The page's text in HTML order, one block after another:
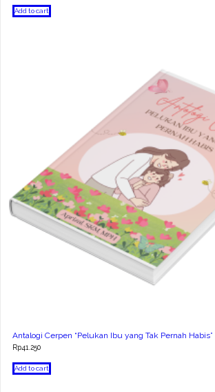
Add to cart
Antalogi Cerpen “Pelukan Ibu yang Tak Pernah Habis”
Rp41.250
Add to cart